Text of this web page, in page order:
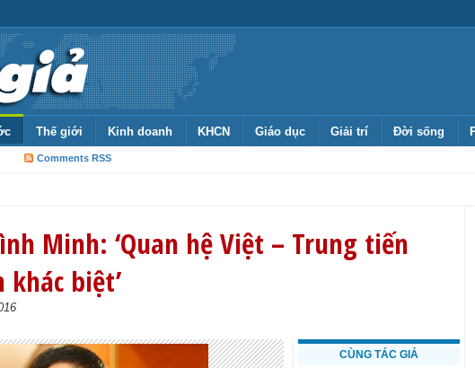
Thế giới Kinh doanh KHCN Giáo dục Giải trí Đời sống
Comments RSS
Minh: ‘Quan hệ Việt – Trung tiến
biệt’
CÙNG TÁC GIẢ